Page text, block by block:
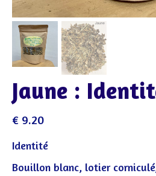
Jaune :
€ 9.20
Identité
Bouillon blanc, lotier